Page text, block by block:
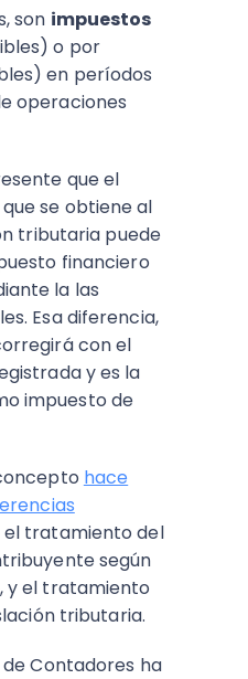
son impuestos
o por
en períodos
operaciones
que el
se obtiene al
tributaria puede
financiero
la las
Esa diferencia,
con el
y es la
impuesto de
hace
tratamiento del
según
y el tratamiento
tributaria.
de Contadores ha